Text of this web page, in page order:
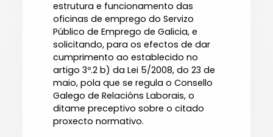
estrutura e funcionamento das
oficinas de emprego do Servizo
Público de Emprego de Galicia, e
solicitando, para os efectos de dar
cumprimento ao establecido no
artigo 3º.2 b) da Lei 5/2008, do 23 de
maio, pola que se regula o Consello
Galego de Relacións Laborais, o
ditame preceptivo sobre o citado
proxecto normativo.